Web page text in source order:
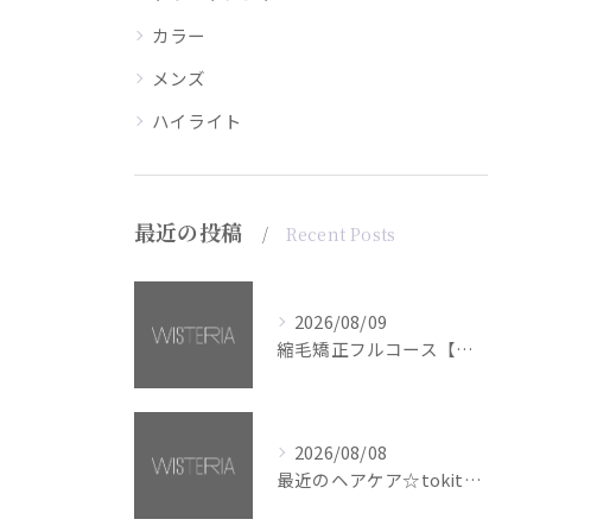
カラー
メンズ
ハイライト
最近の投稿 Recent Posts
2026/08/09
縮毛矯正フルコース【銀座・美容室WISTERIA】
2026/08/08
最近のヘアケア☆tokita【銀座・美容室WISTERIA】